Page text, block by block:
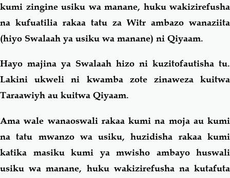
kumi zingine usiku wa manane, huku wakizirefusha
na kufuatilia rakaa tatu za Witr ambazo wanaziita
(hiyo Swalaah ya usiku wa manane) ni Qiyaam.
Hayo majina ya Swalaah hizo ni kuzitofautisha tu.
Lakini ukweli ni kwamba zote zinaweza kuitwa
Taraawiyh au kuitwa Qiyaam.
Ama wale wanaoswali rakaa kumi na moja au kumi
na tatu mwanzo wa usiku, huzidisha rakaa kumi
katika masiku kumi ya mwisho ambayo huswali
usiku wa manane, huku wakizirefusha na kutafuta